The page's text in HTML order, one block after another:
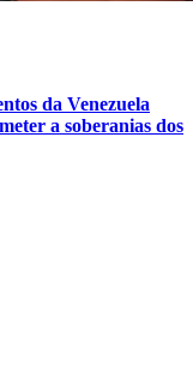
da Venezuela
a soberanias dos